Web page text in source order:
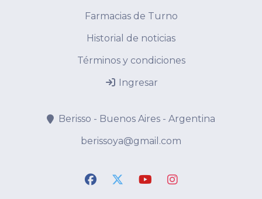
Farmacias de Turno
Historial de noticias
Términos y condiciones
Ingresar
Berisso - Buenos Aires - Argentina
berissoya@gmail.com